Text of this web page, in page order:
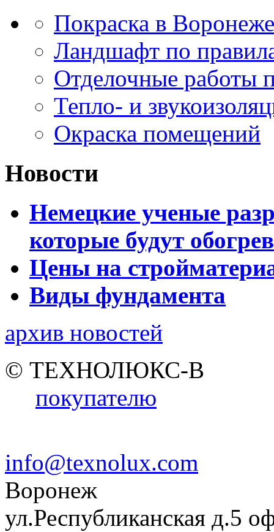
Покраска в Воронеже
Ландшафт по
Отделочные работы
Тепло- и
Окраска помещений
Новости
Немецкие ученые
которые будут
Цены на
Виды фундамента
архив новостей
© ТЕХНОЛЮКС-В
покупателю
info@texnolux.com
Воронеж
ул.Республиканская д.5